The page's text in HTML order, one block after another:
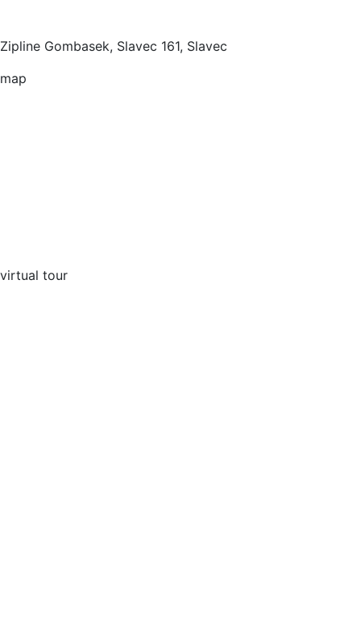
Zipline Gombasek, Slavec 161, Slavec
map
virtual tour